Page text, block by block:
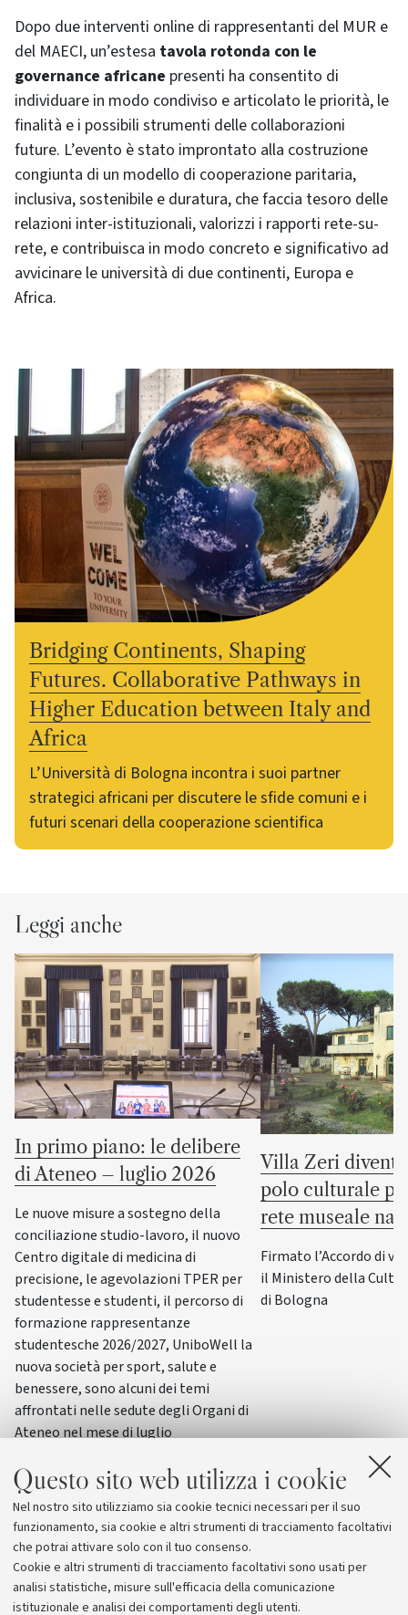
Questo sito web utilizza i cookie
Nel nostro sito utilizziamo sia cookie tecnici necessari per il suo
funzionamento, sia cookie e altri strumenti di tracciamento facoltativi
che potrai attivare solo con il tuo consenso.
Cookie e altri strumenti di tracciamento facoltativi sono usati per
analisi statistiche, misure sull'efficacia della comunicazione
istituzionale e analisi dei comportamenti degli utenti.
Dopo due interventi online di rappresentanti del MUR e
del MAECI, un’estesa tavola rotonda con le
governance africane presenti ha consentito di
individuare in modo condiviso e articolato le priorità, le
finalità e i possibili strumenti delle collaborazioni
future. L’evento è stato improntato alla costruzione
congiunta di un modello di cooperazione paritaria,
inclusiva, sostenibile e duratura, che faccia tesoro delle
relazioni inter-istituzionali, valorizzi i rapporti rete-su-
rete, e contribuisca in modo concreto e significativo ad
avvicinare le università di due continenti, Europa e
Africa.
Bridging Continents, Shaping
Futures. Collaborative Pathways in
Higher Education between Italy and
Africa
L’Università di Bologna incontra i suoi partner
strategici africani per discutere le sfide comuni e i
futuri scenari della cooperazione scientifica
Leggi anche
In primo piano: le delibere
di Ateneo – luglio 2026
Le nuove misure a sostegno della
conciliazione studio-lavoro, il nuovo
Centro digitale di medicina di
precisione, le agevolazioni TPER per
studentesse e studenti, il percorso di
formazione rappresentanze
studentesche 2026/2027, UniboWell la
nuova società per sport, salute e
benessere, sono alcuni dei temi
affrontati nelle sedute degli Organi di
Ateneo nel mese di luglio
Villa Zeri
polo culturale
rete museale
Firmato l’Accordo di
il Ministero della
di Bologna